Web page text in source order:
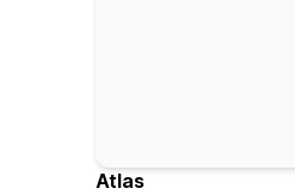
Atlas